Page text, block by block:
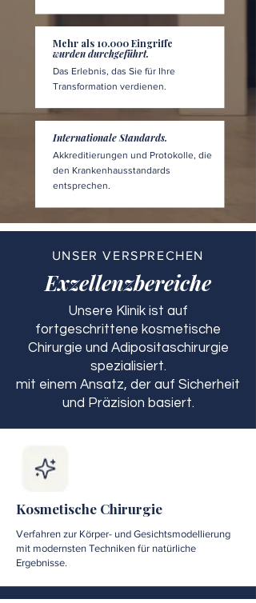
Mehr als 10.000 Eingriffe
wurden durchgeführt.
Das Erlebnis, das Sie für Ihre
Transformation verdienen.
Internationale Standards.
Akkreditierungen und Protokolle, die
den Krankenhausstandards
entsprechen.
UNSER VERSPRECHEN
Exzellenzbereiche
Unsere Klinik ist auf
fortgeschrittene kosmetische
Chirurgie und Adipositaschirurgie
spezialisiert.
mit einem Ansatz, der auf Sicherheit
und Präzision basiert.
Kosmetische Chirurgie
Verfahren zur Körper- und Gesichtsmodellierung
mit modernsten Techniken für natürliche
Ergebnisse.